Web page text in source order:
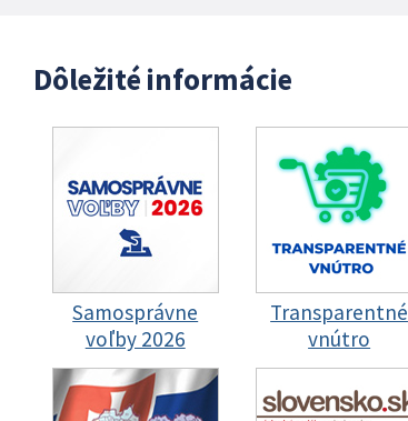
Dôležité informácie
Samosprávne
voľby 2026
Transparentné
vnútro